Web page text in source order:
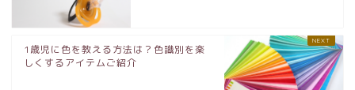
1歳児に色を教える方法は？色識別を楽
しくするアイテムご紹介